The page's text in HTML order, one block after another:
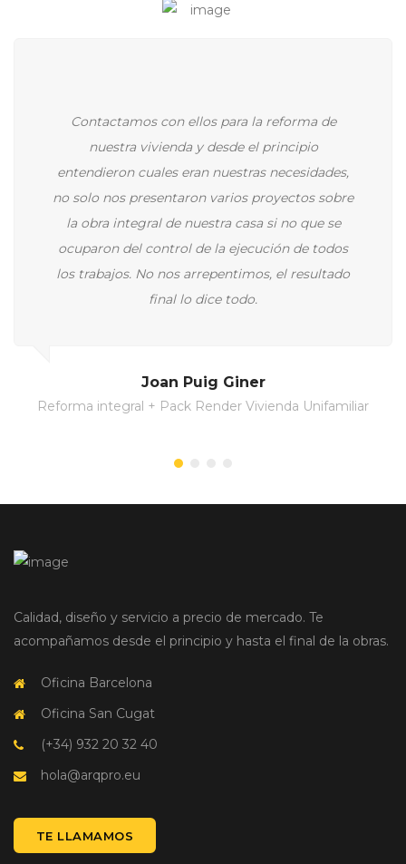
Joan Puig Giner
Reforma integral + Pack Render Vivienda Unifamiliar
Contactamos con ellos para la reforma de
nuestra vivienda y desde el principio
entendieron cuales eran nuestras necesidades,
no solo nos presentaron varios proyectos sobre
la obra integral de nuestra casa si no que se
ocuparon del control de la ejecución de todos
los trabajos. No nos arrepentimos, el resultado
final lo dice todo.
Calidad, diseño y servicio a precio de mercado. Te
acompañamos desde el principio y hasta el final de la obras.
Oficina Barcelona
Oficina San Cugat
(+34) 932 20 32 40
hola@arqpro.eu
TE LLAMAMOS